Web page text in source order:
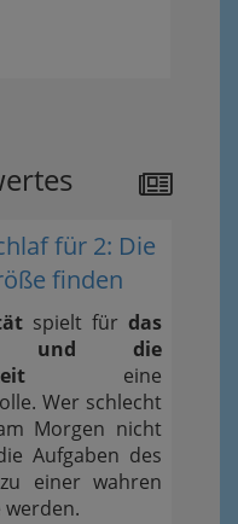
für 2: Die
finden
spielt für das
und die
eine
Wer schlecht
Morgen nicht
Aufgaben des
einer wahren